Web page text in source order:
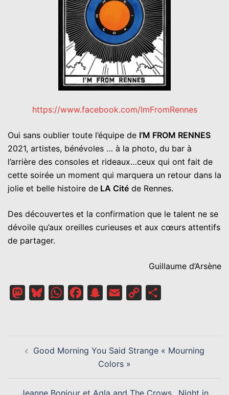
https://www.facebook.com/ImFromRennes
Oui sans oublier toute l’équipe de I’M FROM RENNES
2021, artistes, bénévoles … à la photo, du bar à
l’arrière des consoles et rideaux…ceux qui ont fait de
cette soirée un moment qui marquera un retour dans la
jolie et belle histoire de LA Cité de Rennes.
Des découvertes et la confirmation que le talent ne se
dévoile qu’aux oreilles curieuses et aux cœurs attentifs
de partager.
Guillaume d’Arsène
MastodonBlueskyWhatsAppFacebookSnapchat
Email
Copy
D’ARTICLE
Good Morning You Said Strange « Mourning
Colors »
Jeanne Bonjour et Agla and The Crows…Night in